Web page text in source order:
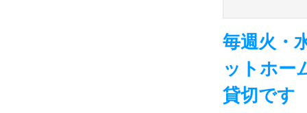
毎週火・
ットホー
貸切です